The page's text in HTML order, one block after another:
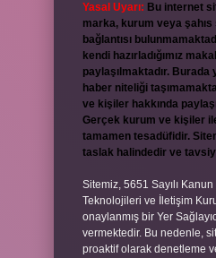
Yasal Uyarı: Bu internet
marka, kurum veya
bağlantısı
kendi hazırladığımız
paylaşılmaktadır.
haber niteliği
ve kişiler hakkında
Gerçek kurum ve kişiler
tamamen tesadüfidir.
taslak halindedir ve
Sitemiz, 5651 Sayılı
Teknolojileri ve İletişim
onaylanmış bir Yer
vermektedir. Bu nedenle,
proaktif olarak denetleme